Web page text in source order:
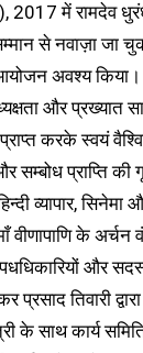
2017 में रामदेव
से नवाज़ा जा
अवश्य
और प्रख्यात
करके स्वयं
सम्बोध प्राप्ति
व्यापार,
वीणापाणि के
और
प्रसाद तिवारी
के साथ कार्य